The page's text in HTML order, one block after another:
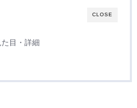
CLOSE
目・詳細